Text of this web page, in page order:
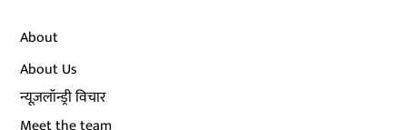
About
About Us
न्यूज़लॉन्ड्री विचार